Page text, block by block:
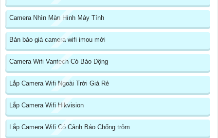
Camera Nhìn Màn Hình Máy Tính
Bản báo giá camera wifi imou mới
Camera Wifi Vantech Có Báo Động
Lắp Camera Wifi Ngoài Trời Giá Rẻ
Lắp Camera Wifi Hikvision
Lắp Camera Wifi Có Cảnh Báo Chống trộm